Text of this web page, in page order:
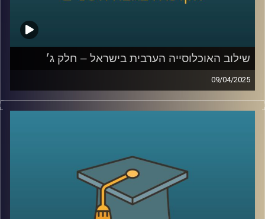
קרדיט תמונות:AudioVersity
שילוב האוכלוסייה הערבית בישראל – חלק ג׳
09/04/2025
בפרק הקודם דיברנו על מוביליות חברתית, השכלה, מי הולך
ללמוד יותר גברים ערביים או נשים ערביות, למה פעם גבריים
ולמה האוכלוסייה הערבית לא יודעת עברית?
בפרק הזה נדבר יותר על אלימות ופשיעה בחברה הערבית, מה
קרה בקורונה, למה אין מהומות כמו שהיו בשומר החומות,
תופעת הצעירים חסרי המעש , מה צריך לקרות כדי להתחיל שיח
בין האוכלוסיות השונות והאם יש מקום לאופטימיות בעתיד?